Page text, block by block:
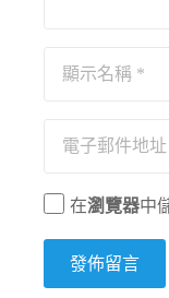
在瀏覽器中
發佈留言